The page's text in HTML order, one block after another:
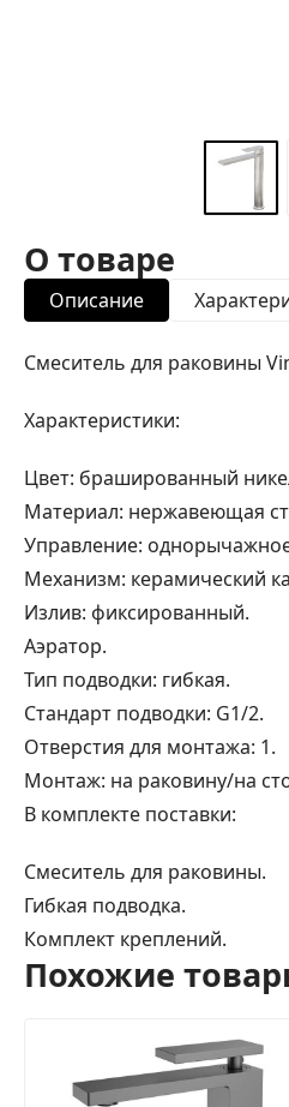
О товаре
Описание
Смеситель для раковины
Характеристики:
Цвет: брашированный
Материал: нержавеющая
Управление:
Механизм: керамический
Излив: фиксированный.
Аэратор.
Тип подводки: гибкая.
Стандарт подводки: G1/2.
Отверстия для монтажа: 1.
Монтаж: на раковину/на
В комплекте поставки:
Смеситель для раковины.
Гибкая подводка.
Комплект креплений.
Похожие